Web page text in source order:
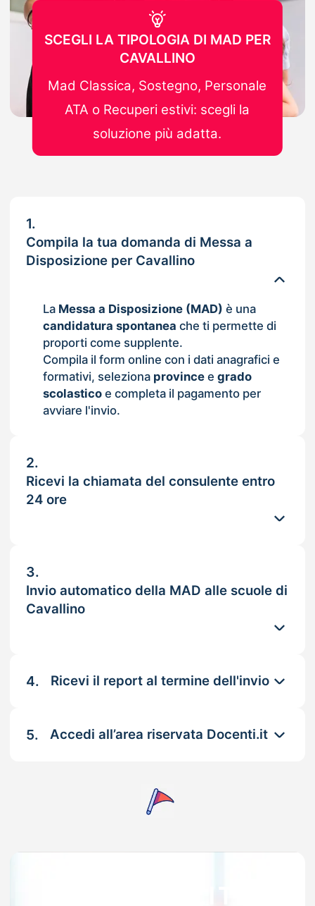
1.
Compila la tua domanda di Messa a
Disposizione per Cavallino
La Messa a Disposizione (MAD) è una
candidatura spontanea che ti permette di
proporti come supplente.
Compila il form online con i dati anagrafici e
formativi, seleziona provincee grado
scolasticoe completa il pagamento per
avviare l'invio.
2.
Ricevi la chiamata del consulente entro
24 ore
3.
Invio automatico della MAD alle scuole di
Cavallino
4. Ricevi il report al termine dell'invio
5. Accedi all’area riservata Docenti.it
SCEGLI LA TIPOLOGIA DI MAD PER
CAVALLINO
Mad Classica, Sostegno, Personale
ATA o Recuperi estivi: scegli la
soluzione più adatta.